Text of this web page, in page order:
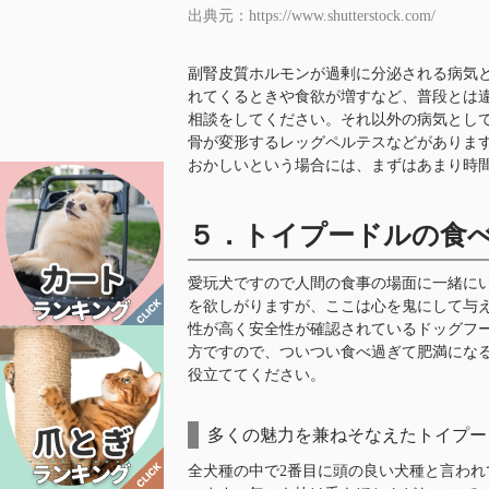
出典元：https://www.shutterstock.com/
副腎皮質ホルモンが過剰に分泌される病気
れてくるときや食欲が増すなど、普段とは
相談をしてください。それ以外の病気とし
骨が変形するレッグペルテスなどがありま
おかしいという場合には、まずはあまり時
５．トイプードルの食
愛玩犬ですので人間の食事の場面に一緒に
を欲しがりますが、ここは心を鬼にして与
性が高く安全性が確認されているドッグフ
方ですので、ついつい食べ過ぎて肥満にな
役立ててください。
多くの魅力を兼ねそなえたトイプ
全犬種の中で2番目に頭の良い犬種と言わ